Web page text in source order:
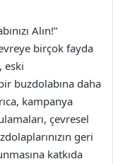
Alın!”
birçok fayda
eski
buzdolabına daha
kampanya
çevresel
geri
katkıda